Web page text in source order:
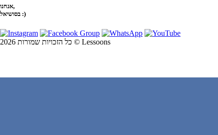
אנחנו,
בסושיאל :)
כל הזכויות שמורות 2026 © Lessoons